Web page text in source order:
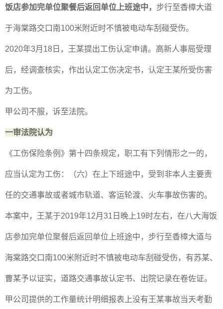
饭店参加完单位聚餐后返回单位上班途中， 步行至香樟大道
于海棠路交口南100米附近时不慎被电动车刮碰受伤。
2020年3月 18 日，王某提出工伤认定申请。高新人事局受理
后，经调查核实，作出认定工伤决定书，认定王某所受伤害
为工伤。
甲公司不服，诉至法院。
一审法院认为
《工伤保险条例》第十四条规定，职工有下列情形之一的，
应当认定为工伤：（六）在上下班途中，受到非本人主要责
任的交通事故或者城市轨道、客运轮渡、火车事故伤害的。
本案中，王某于2019年12月 31 日晚上19时左右，在八大海饭
店参加完单位聚餐后返回单位上班途中，步行至香樟大道与
海棠路交口南100米附近时不慎被电动车刮碰受伤，有苏某、
曹某予以证实，道路交通事故认定书、出院记录在卷佐证。
甲公司提供的工作量统计明细报表上没有王某事故当天考勤